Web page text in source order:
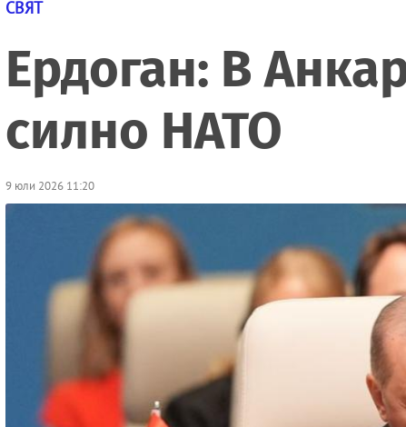
СВЯТ
Ердоган: В
силно НАТО
9 юли 2026 11:20